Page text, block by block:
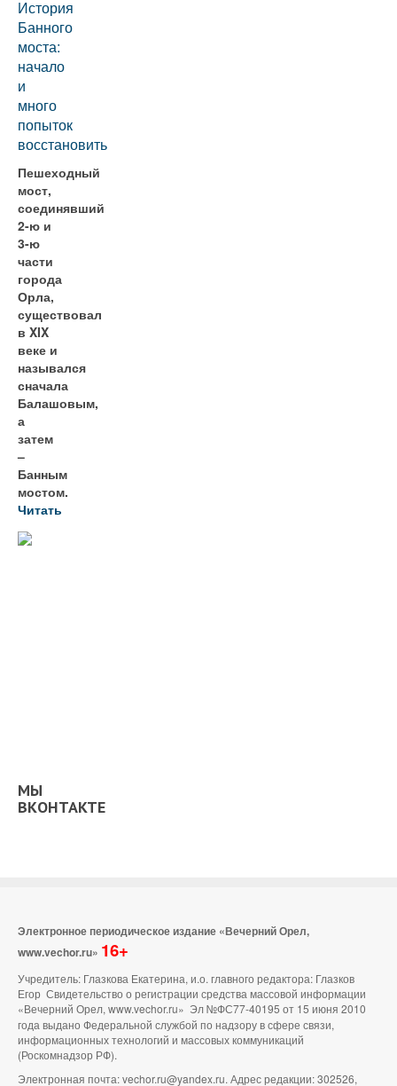
История
Банного
моста:
начало
и
много
попыток
восстановить
Пешеходный
мост,
соединявший
2-ю и
3-ю
части
города
Орла,
существовал
в XIX
веке и
назывался
сначала
Балашовым,
а
затем
–
Банным
мостом.
Читать
МЫ
ВКОНТАКТЕ
Электронное периодическое издание «Вечерний Орел,
www.vechor.ru» 16+
Учредитель: Глазкова Екатерина, и.о. главного редактора: Глазков
Егор Свидетельство о регистрации средства массовой информации
«Вечерний Орел, www.vechor.ru» Эл №ФС77-40195 от 15 июня 2010
года выдано Федеральной службой по надзору в сфере связи,
информационных технологий и массовых коммуникаций
(Роскомнадзор РФ).
Электронная почта: vechor.ru@yandex.ru. Адрес редакции: 302526,